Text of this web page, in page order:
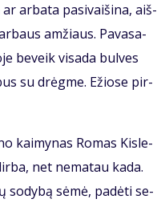
ar ar­ba­ta pa­si­vai­ši­na, aiš­
am­žiaus. Pa­va­sa­
be­veik vi­sa­da bul­ves
su drėg­me. Ežio­se pir­
kai­my­nas Ro­mas Kis­le­
net ne­ma­tau ka­da.
so­dy­bą sė­mė, pa­dė­ti se­